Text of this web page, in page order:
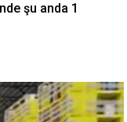
şu anda 1